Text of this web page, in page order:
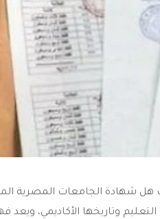
هل شهادة الجامعات المصرية
وتاريخها الأكاديمي،